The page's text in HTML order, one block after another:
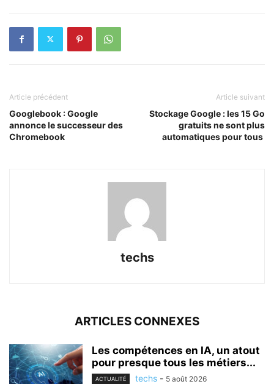
Article précédent
Googlebook : Google
annonce le successeur des
Chromebook
Article suivant
Stockage Google : les 15 Go
gratuits ne sont plus
automatiques pour tous
techs
ARTICLES CONNEXES
Les compétences en IA, un atout
pour presque tous les métiers...
ACTUALITÉ techs - 5 août 2026